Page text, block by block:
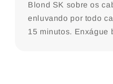
Blond SK sobre os
enluvando por todo
15 minutos. Enxágue